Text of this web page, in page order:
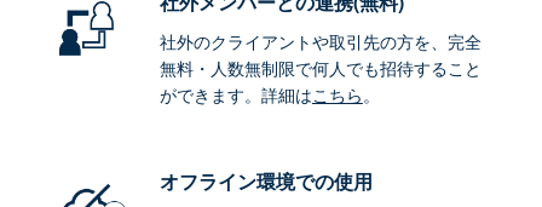
社外のクライアントや取引先の方を、完全
無料・人数無制限で何人でも招待すること
ができます。詳細はこちら。
オフライン環境での使用